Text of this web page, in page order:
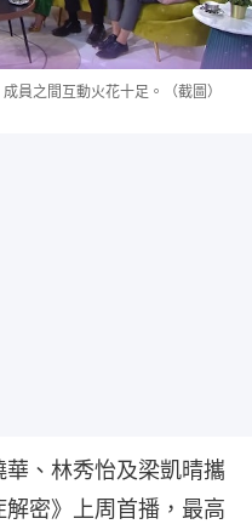
員之間互動火花十足。（截圖）
、林秀怡及梁凱晴攜
密》上周首播，最高